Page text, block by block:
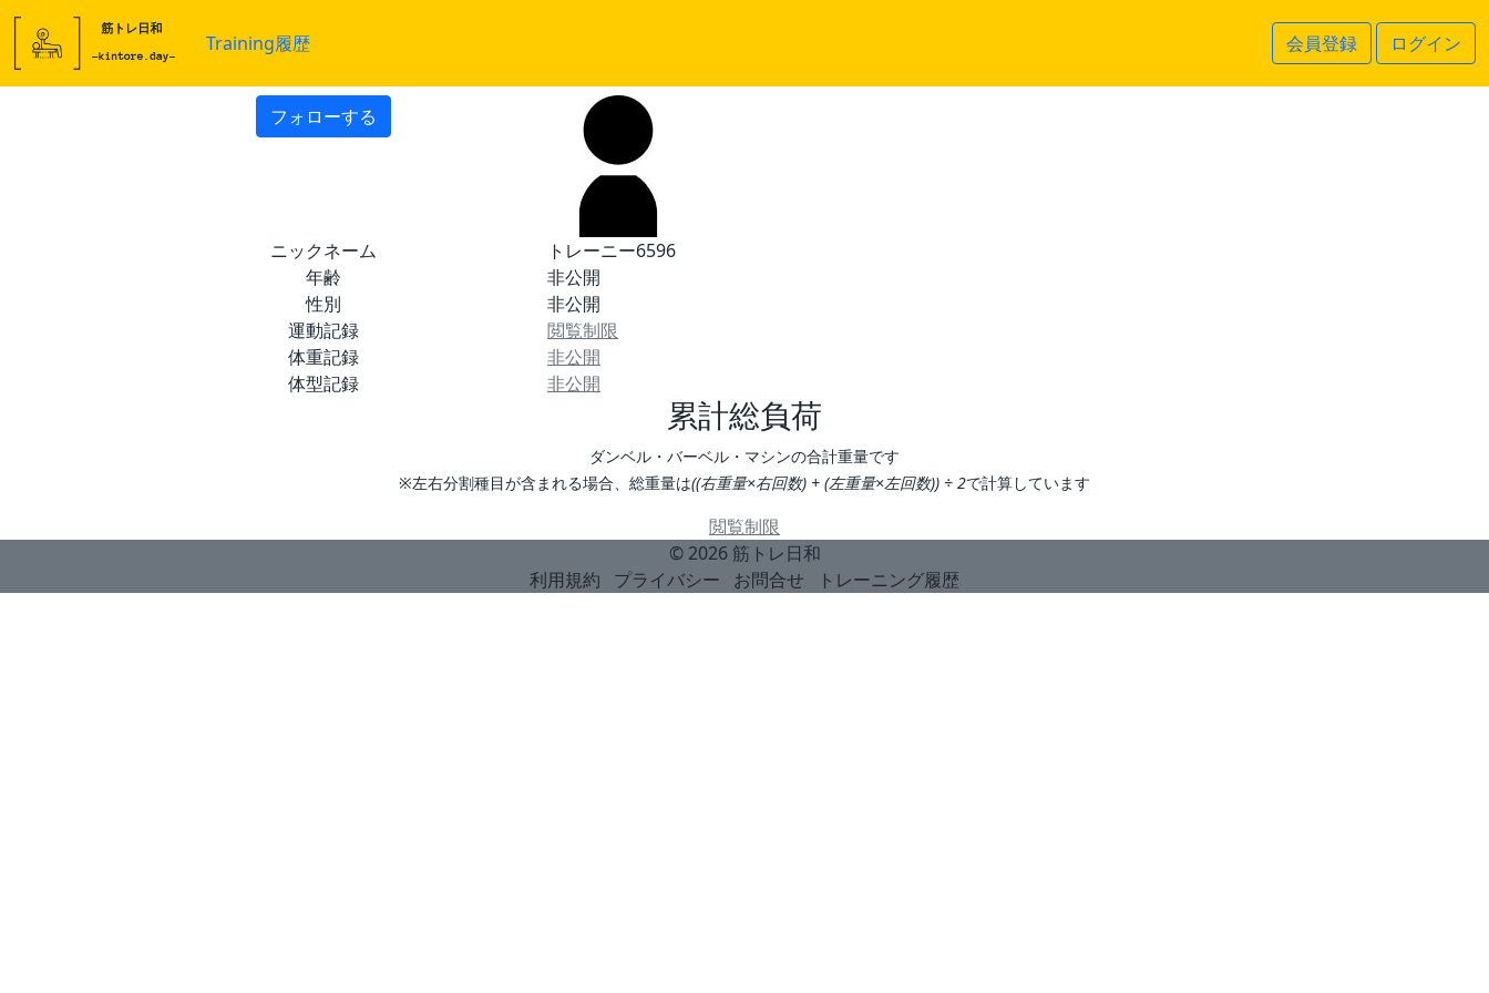
Training履歴 会員登録 ログイン
フォローする
ニックネーム
トレーニー6596
年齢
非公開
性別
非公開
運動記録
閲覧制限
体重記録
非公開
体型記録
非公開
累計総負荷
ダンベル・バーベル・マシンの合計重量です
※左右分割種目が含まれる場合、総重量は((右重量×右回数) + (左重量×左回数)) ÷ 2で計算しています
閲覧制限
© 2026 筋トレ日和
利用規約
プライバシー お問合せ トレーニング履歴